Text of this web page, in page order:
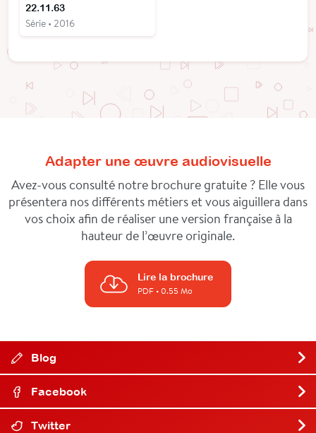
22.11.63
Série • 2016
Adapter une œuvre audiovisuelle
Avez-vous consulté notre brochure gratuite ? Elle vous
présentera nos différents métiers et vous aiguillera dans
vos choix afin de réaliser une version française à la
hauteur de l’œuvre originale.
Lire la brochure
PDF• 0.55 Mo
Blog
Facebook
Twitter